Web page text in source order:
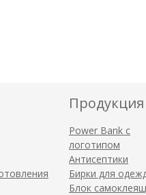
Продукция
Power Bank с
логотипом
Антисептики
Бирки для
Блок